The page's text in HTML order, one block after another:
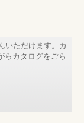
いただけます。カ
らカタログをごら